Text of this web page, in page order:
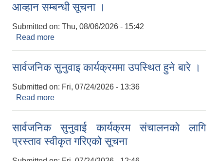
आव्हान सम्बन्धी सूचना ।
Submitted on: Thu, 08/06/2026 - 15:42
Read more
सार्वजनिक सुनुवाइ कार्यक्रममा उपस्थित हुने बारे ।
Submitted on: Fri, 07/24/2026 - 13:36
Read more
सार्वजनिक सुनुवाई कार्यक्रम संचालनको लागि
प्रस्ताव स्वीकृत गरिएको सूचना